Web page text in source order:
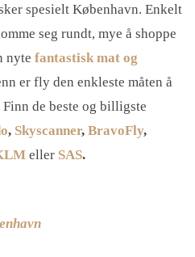
spesielt København. Enkelt
seg rundt, mye å shoppe
nyte fantastisk mat og
er fly den enkleste måten å
de beste og billigste
, Skyscanner, BravoFly,
eller SAS.